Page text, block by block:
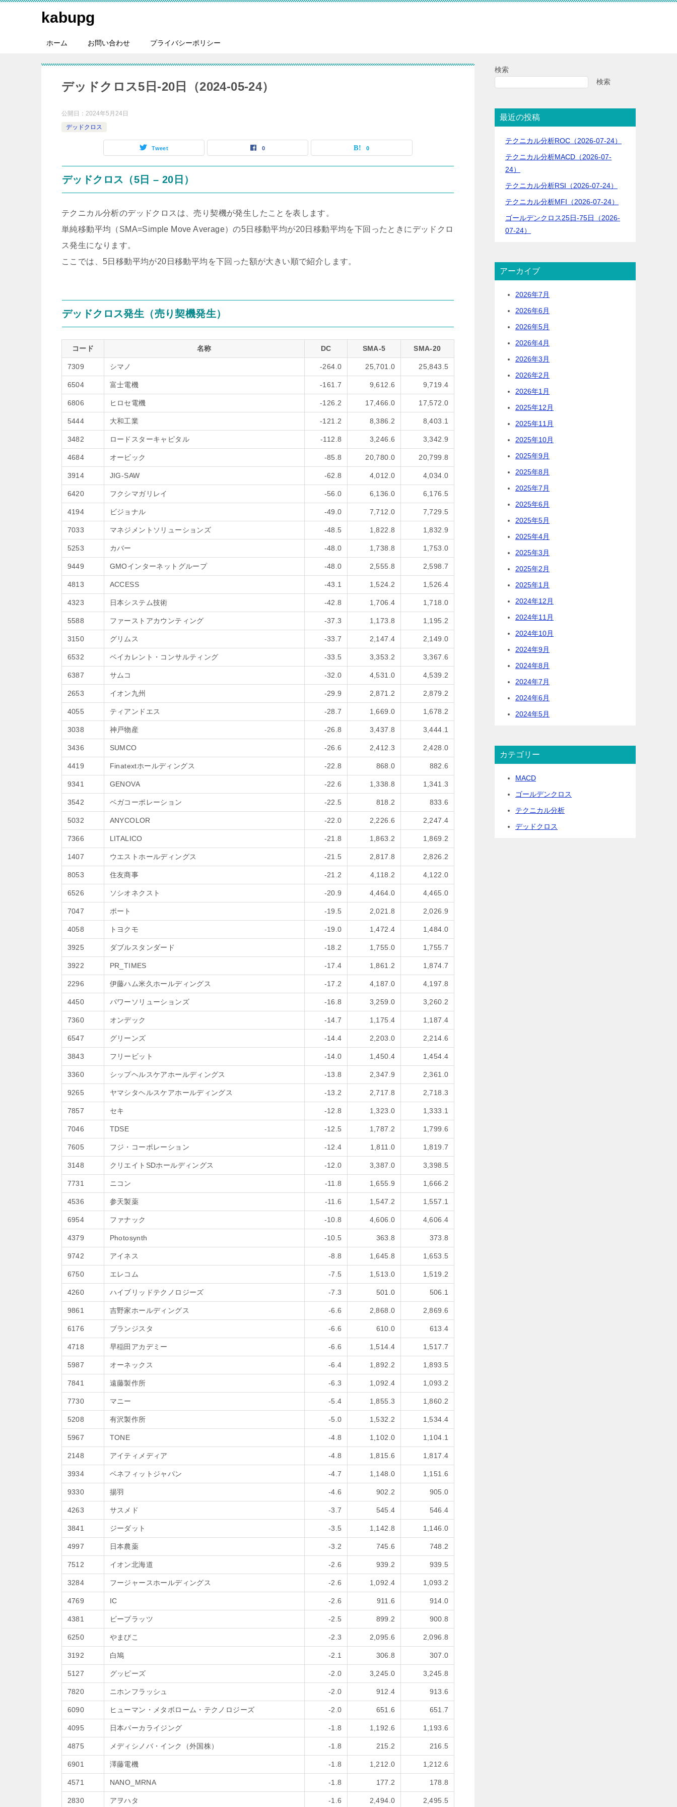
kabupg
ホーム お問い合わせ プライバシーポリシー
デッドクロス5日-20日（2024-05-24）
公開日： 2024年5月24日
デッドクロス
Tweet 0 0
デッドクロス（5日 – 20日）
テクニカル分析のデッドクロスは、売り契機が発生したことを表します。
単純移動平均（SMA=Simple Move Average）の5日移動平均が20日移動平均を下回ったときにデッドクロ
ス発生になります。
ここでは、5日移動平均が20日移動平均を下回った額が大きい順で紹介します。
デッドクロス発生（売り契機発生）
コード 名称 DC SMA-5 SMA-20
7309 シマノ -264.0 25,701.0 25,843.5
6504 富士電機 -161.7 9,612.6 9,719.4
6806 ヒロセ電機 -126.2 17,466.0 17,572.0
5444 大和工業 -121.2 8,386.2 8,403.1
3482 ロードスターキャピタル -112.8 3,246.6 3,342.9
4684 オービック -85.8 20,780.0 20,799.8
3914 JIG-SAW -62.8 4,012.0 4,034.0
6420 フクシマガリレイ -56.0 6,136.0 6,176.5
4194 ビジョナル -49.0 7,712.0 7,729.5
7033 マネジメントソリューションズ -48.5 1,822.8 1,832.9
5253 カバー -48.0 1,738.8 1,753.0
9449 GMOインターネットグループ -48.0 2,555.8 2,598.7
4813 ACCESS -43.1 1,524.2 1,526.4
4323 日本システム技術 -42.8 1,706.4 1,718.0
5588 ファーストアカウンティング -37.3 1,173.8 1,195.2
3150 グリムス -33.7 2,147.4 2,149.0
6532 ベイカレント・コンサルティング -33.5 3,353.2 3,367.6
6387 サムコ -32.0 4,531.0 4,539.2
2653 イオン九州 -29.9 2,871.2 2,879.2
4055 ティアンドエス -28.7 1,669.0 1,678.2
3038 神戸物産 -26.8 3,437.8 3,444.1
3436 SUMCO -26.6 2,412.3 2,428.0
4419 Finatextホールディングス -22.8 868.0 882.6
9341 GENOVA -22.6 1,338.8 1,341.3
3542 ベガコーポレーション -22.5 818.2 833.6
5032 ANYCOLOR -22.0 2,226.6 2,247.4
7366 LITALICO -21.8 1,863.2 1,869.2
1407 ウエストホールディングス -21.5 2,817.8 2,826.2
8053 住友商事 -21.2 4,118.2 4,122.0
6526 ソシオネクスト -20.9 4,464.0 4,465.0
7047 ポート -19.5 2,021.8 2,026.9
4058 トヨクモ -19.0 1,472.4 1,484.0
3925 ダブルスタンダード -18.2 1,755.0 1,755.7
3922 PR_TIMES -17.4 1,861.2 1,874.7
2296 伊藤ハム米久ホールディングス -17.2 4,187.0 4,197.8
4450 パワーソリューションズ -16.8 3,259.0 3,260.2
7360 オンデック -14.7 1,175.4 1,187.4
6547 グリーンズ -14.4 2,203.0 2,214.6
3843 フリービット -14.0 1,450.4 1,454.4
3360 シップヘルスケアホールディングス -13.8 2,347.9 2,361.0
9265 ヤマシタヘルスケアホールディングス -13.2 2,717.8 2,718.3
7857 セキ -12.8 1,323.0 1,333.1
7046 TDSE -12.5 1,787.2 1,799.6
7605 フジ・コーポレーション -12.4 1,811.0 1,819.7
3148 クリエイトSDホールディングス -12.0 3,387.0 3,398.5
7731 ニコン -11.8 1,655.9 1,666.2
4536 参天製薬 -11.6 1,547.2 1,557.1
6954 ファナック -10.8 4,606.0 4,606.4
4379 Photosynth -10.5 363.8 373.8
9742 アイネス -8.8 1,645.8 1,653.5
6750 エレコム -7.5 1,513.0 1,519.2
4260 ハイブリッドテクノロジーズ -7.3 501.0 506.1
9861 吉野家ホールディングス -6.6 2,868.0 2,869.6
6176 ブランジスタ -6.6 610.0 613.4
4718 早稲田アカデミー -6.6 1,514.4 1,517.7
5987 オーネックス -6.4 1,892.2 1,893.5
7841 遠藤製作所 -6.3 1,092.4 1,093.2
7730 マニー -5.4 1,855.3 1,860.2
5208 有沢製作所 -5.0 1,532.2 1,534.4
5967 TONE -4.8 1,102.0 1,104.1
2148 アイティメディア -4.8 1,815.6 1,817.4
3934 ベネフィットジャパン -4.7 1,148.0 1,151.6
9330 揚羽 -4.6 902.2 905.0
4263 サスメド -3.7 545.4 546.4
3841 ジーダット -3.5 1,142.8 1,146.0
4997 日本農薬 -3.2 745.6 748.2
7512 イオン北海道 -2.6 939.2 939.5
3284 フージャースホールディングス -2.6 1,092.4 1,093.2
4769 IC -2.6 911.6 914.0
4381 ビープラッツ -2.5 899.2 900.8
6250 やまびこ -2.3 2,095.6 2,096.8
3192 白鳩 -2.1 306.8 307.0
5127 グッピーズ -2.0 3,245.0 3,245.8
7820 ニホンフラッシュ -2.0 912.4 913.6
6090 ヒューマン・メタボローム・テクノロジーズ -2.0 651.6 651.7
4095 日本パーカライジング -1.8 1,192.6 1,193.6
4875 メディシノバ・インク（外国株） -1.8 215.2 216.5
6901 澤藤電機 -1.8 1,212.0 1,212.6
4571 NANO_MRNA -1.8 177.2 178.8
2830 アヲハタ -1.6 2,494.0 2,495.5
検索
検索
最近の投稿
テクニカル分析ROC（2026-07-24）
テクニカル分析MACD（2026-07-
24）
テクニカル分析RSI（2026-07-24）
テクニカル分析MFI（2026-07-24）
ゴールデンクロス25日-75日（2026-
07-24）
アーカイブ
2026年7月
2026年6月
2026年5月
2026年4月
2026年3月
2026年2月
2026年1月
2025年12月
2025年11月
2025年10月
2025年9月
2025年8月
2025年7月
2025年6月
2025年5月
2025年4月
2025年3月
2025年2月
2025年1月
2024年12月
2024年11月
2024年10月
2024年9月
2024年8月
2024年7月
2024年6月
2024年5月
カテゴリー
MACD
ゴールデンクロス
テクニカル分析
デッドクロス